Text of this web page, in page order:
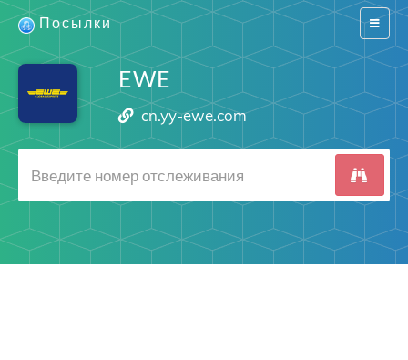
Switch
Посылки
EWE
cn.yy-ewe.com